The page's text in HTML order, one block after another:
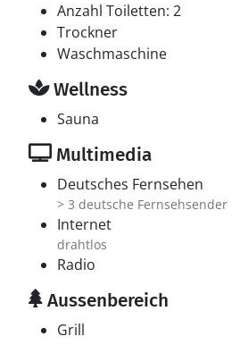
Anzahl Toiletten: 2
Trockner
Waschmaschine
Wellness
Sauna
Multimedia
Deutsches Fernsehen
> 3 deutsche Fernsehsender
Internet
drahtlos
Radio
Aussenbereich
Grill